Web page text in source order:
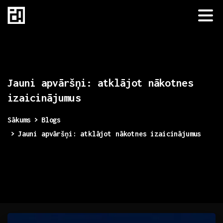
Jauni apvāršņi: atklājot nākotnes
izaicinājumus
Sākums
Blogs
Jauni apvāršņi: atklājot nākotnes izaicinājumus